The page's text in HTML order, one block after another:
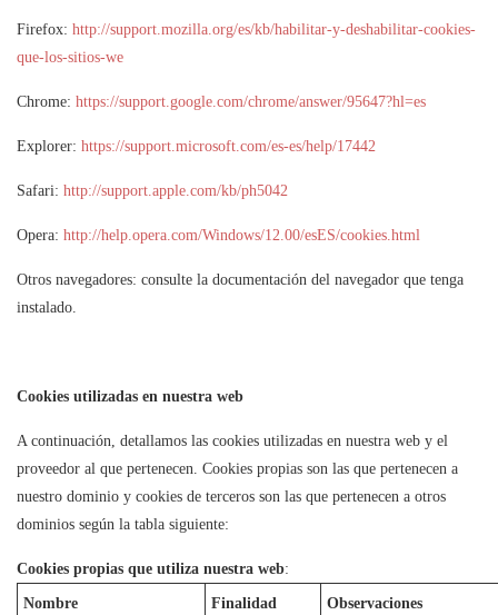
Firefox: http://support.mozilla.org/es/kb/habilitar-y-deshabilitar-cookies-
que-los-sitios-we
Chrome: https://support.google.com/chrome/answer/95647?hl=es
Explorer: https://support.microsoft.com/es-es/help/17442
Safari: http://support.apple.com/kb/ph5042
Opera: http://help.opera.com/Windows/12.00/esES/cookies.html
Otros navegadores: consulte la documentación del navegador que tenga
instalado.
Cookies utilizadas en nuestra web
A continuación, detallamos las cookies utilizadas en nuestra web y el
proveedor al que pertenecen. Cookies propias son las que pertenecen a
nuestro dominio y cookies de terceros son las que pertenecen a otros
dominios según la tabla siguiente:
Cookies propias que utiliza nuestra web:
Nombre Finalidad Observaciones